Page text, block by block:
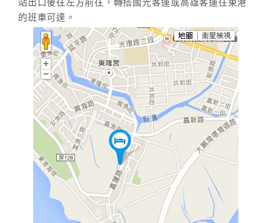
站出口後往左方前往，轉搭國光客運或高雄客運往東港
的班車可達。